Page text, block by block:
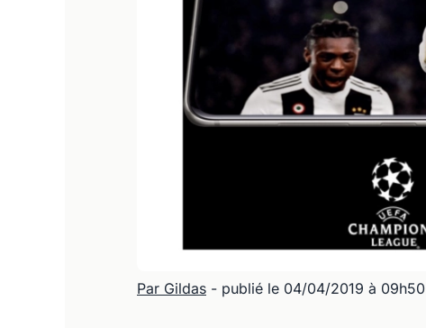
Par Gildas - publié le 04/04/2019 à 09h50